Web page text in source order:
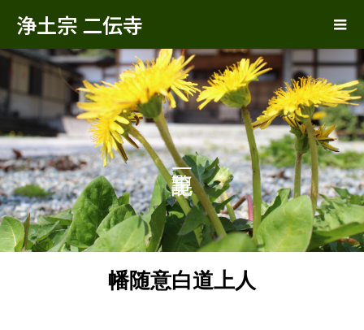
浄土宗 二伝寺
幡随意白道上人